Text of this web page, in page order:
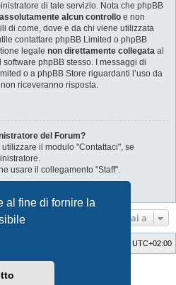
al fine di fornire la
di tale servizio. Nota che phpBB
assolutamente alcun controllo e non
di come, dove e da chi viene utilizzata
contattare phpBB Limited o phpBB
legale non direttamente collegata al
phpBB stesso. I messaggi di
o a phpBB Store riguardanti l’uso da
riceveranno risposta.
del Forum?
il modulo "Contattaci", se
usare il collegamento "Staff".
Vai a
UTC+02:00
GTA game
Software © phpBB Limited